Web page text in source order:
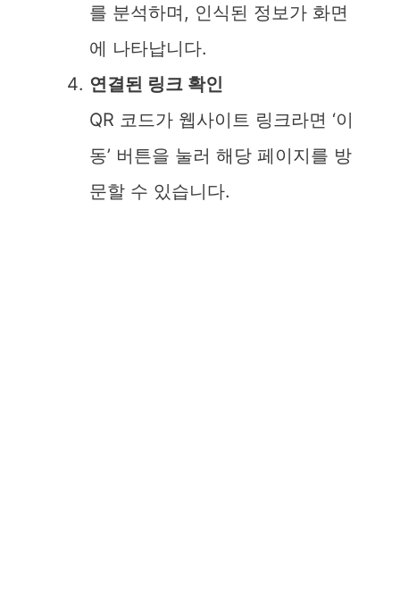
를 분석하며, 인식된 정보가 화면
에 나타납니다.
연결된 링크 확인
QR 코드가 웹사이트 링크라면 ‘이
동’ 버튼을 눌러 해당 페이지를 방
문할 수 있습니다.